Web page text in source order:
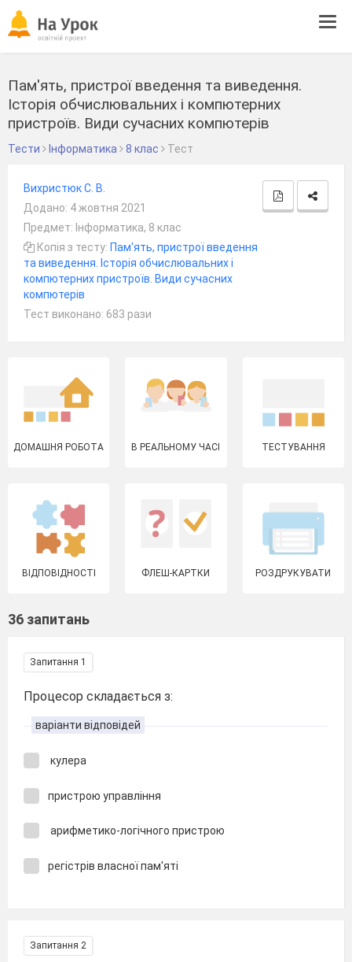
Пам'ять, пристрої введення та виведення.
Історія обчислювальних і компютерних
пристроїв. Види сучасних компютерів
Тести Інформатика 8 клас Тест
Вихристюк С. В.
Додано: 4 жовтня 2021
Предмет: Інформатика, 8 клас
Копія з тесту: Пам'ять, пристрої введення
та виведення. Історія обчислювальних і
компютерних пристроїв. Види сучасних
компютерів
Тест виконано: 683 рази
ДОМАШНЯ РОБОТА В РЕАЛЬНОМУ ЧАСІ ТЕСТУВАННЯ
ВІДПОВІДНОСТІ ФЛЕШ-КАРТКИ РОЗДРУКУВАТИ
36 запитань
Запитання 1
Процесор складається з:
варіанти відповідей
кулера
пристрою управління
арифметико-логічного пристрою
регістрів власної пам'яті
Запитання 2